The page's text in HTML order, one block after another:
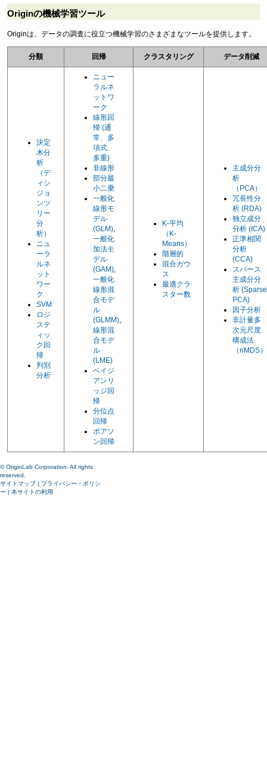
Originの機械学習ツール
Originは、データの調査に役立つ機械学習のさまざまなツールを提供します。
分類 回帰 クラスタリング データ削減
決定
木分
析
（デ
ィシ
ジョ
ンツ
リー
分
析）
ニュ
ーラ
ルネ
ット
ワー
ク
SVM
ロジ
ステ
ィッ
ク回
帰
判別
分析
ニュー
ラルネ
ットワ
ーク
線形回
帰 (通
常、多
項式、
多重)
非線形
部分最
小二乗
一般化
線形モ
デル
(GLM)
一般化
加法モ
デル
(GAM)
一般化
線形混
合モデ
ル
(GLMM)
線形混
合モデ
ル
(LME)
ベイジ
アンリ
ッジ回
帰
分位点
回帰
ポアソ
ン回帰
K-平均
（K-
Means）
階層的
混合ガウ
ス
最適クラ
スター数
主成分分
析
（PCA）
冗長性分
析 (RDA)
独立成分
分析 (ICA)
正準相関
分析
(CCA)
スパース
主成分分
析 (Sparse
PCA)
因子分析
非計量多
次元尺度
構成法
（nMDS）
© OriginLab Corporation. All rights
reserved.
サイトマップ| プライバシー・ポリシ
ー | 本サイトの利用